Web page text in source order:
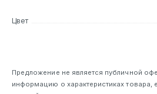
Цвет
Предложение не является публичной
информацию о характеристиках товара,